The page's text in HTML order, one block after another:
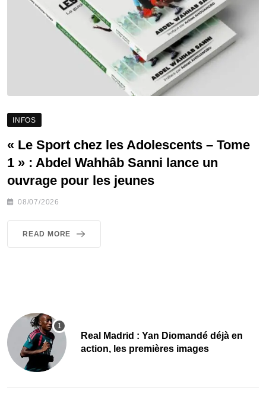
INFOS
« Le Sport chez les Adolescents – Tome
1 » : Abdel Wahhâb Sanni lance un
ouvrage pour les jeunes
08/07/2026
READ MORE
Real Madrid : Yan Diomandé déjà en
action, les premières images